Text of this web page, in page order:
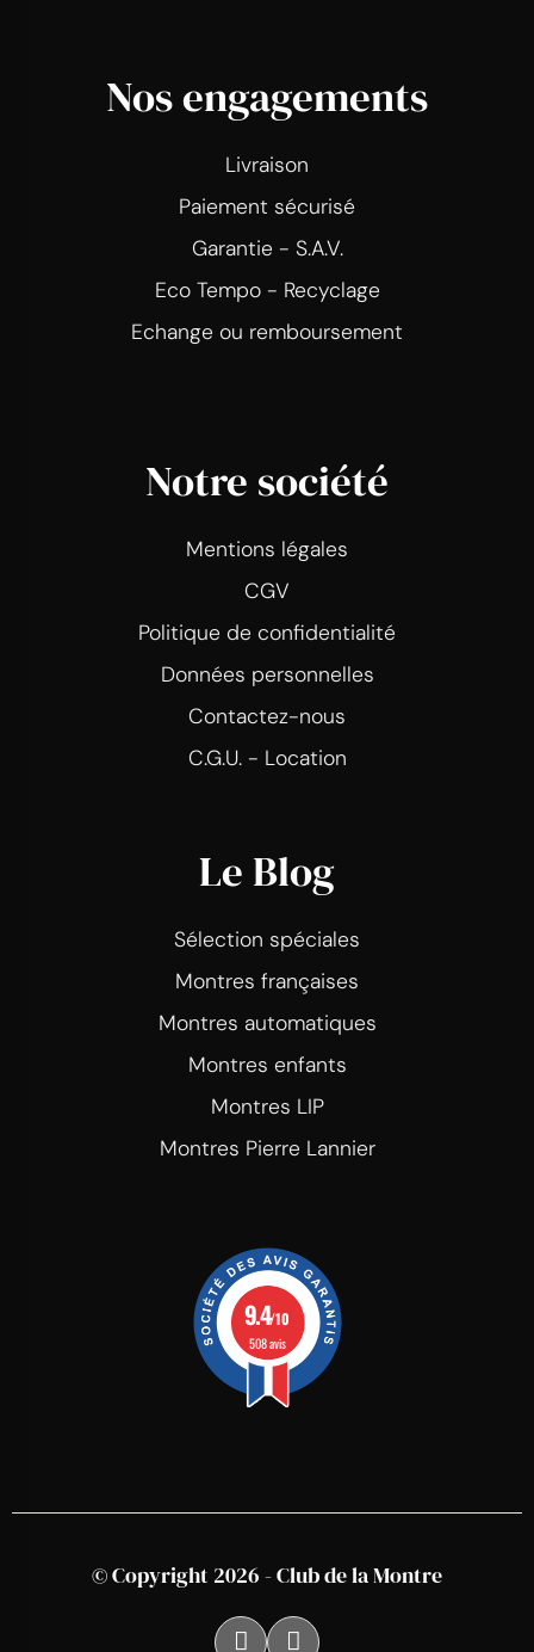
Nos engagements
Livraison
Paiement sécurisé
Garantie - S.A.V.
Eco Tempo - Recyclage
Echange ou remboursement
Notre société
Mentions légales
CGV
Politique de confidentialité
Données personnelles
Contactez-nous
C.G.U. - Location
Le Blog
Sélection spéciales
Montres françaises
Montres automatiques
Montres enfants
Montres LIP
Montres Pierre Lannier
9.4/10
508 avis
© Copyright 2026 - Club de la Montre